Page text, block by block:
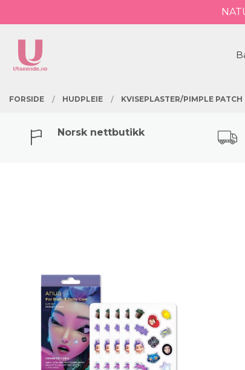
til
PRODUKTER
FORSIDE HUDPLEIE KVISEPLASTER/PIMPLE PATCH
Norsk nettbutikk